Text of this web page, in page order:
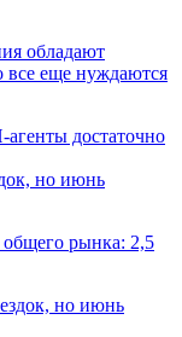
обладают
еще нуждаются
но июнь
общего рынка: 2,5